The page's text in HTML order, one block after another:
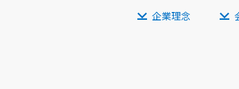
企業理念